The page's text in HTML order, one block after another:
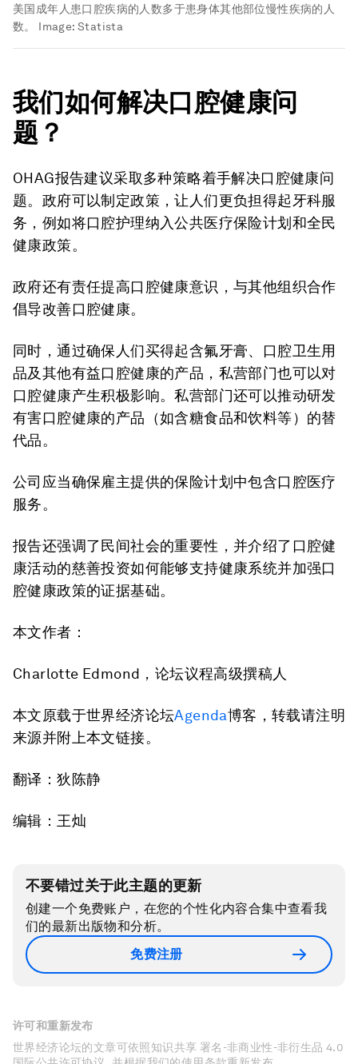
美国成年人患口腔疾病的人数多于患身体其他部位慢性疾病的人
数。
Image:Statista
我们如何解决口腔健康问
题？
OHAG报告建议采取多种策略着手解决口腔健康问
题。政府可以制定政策，让人们更负担得起牙科服
务，例如将口腔护理纳入公共医疗保险计划和全民
健康政策。
政府还有责任提高口腔健康意识，与其他组织合作
倡导改善口腔健康。
同时，通过确保人们买得起含氟牙膏、口腔卫生用
品及其他有益口腔健康的产品，私营部门也可以对
口腔健康产生积极影响。私营部门还可以推动研发
有害口腔健康的产品（如含糖食品和饮料等）的替
代品。
公司应当确保雇主提供的保险计划中包含口腔医疗
服务。
报告还强调了民间社会的重要性，并介绍了口腔健
康活动的慈善投资如何能够支持健康系统并加强口
腔健康政策的证据基础。
本文作者：
Charlotte Edmond，论坛议程高级撰稿人
本文原载于世界经济论坛Agenda博客，转载请注明
来源并附上本文链接。
翻译：狄陈静
编辑：王灿
不要错过关于此主题的更新
创建一个免费账户，在您的个性化内容合集中查看我
们的最新出版物和分析。
免费注册
许可和重新发布
世界经济论坛的文章可依照知识共享 署名-非商业性-非衍生品 4.0